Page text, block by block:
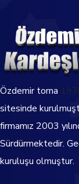
Özdemir torna
sitesinde
firmamız 2003
Sürdürmektedir.
kuruluşu olmuştur.